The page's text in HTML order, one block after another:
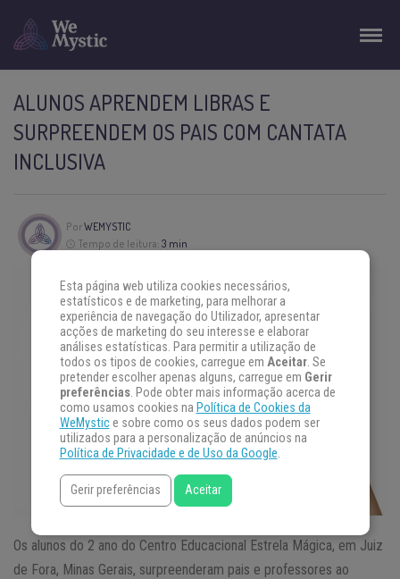
ALUNOS APRENDEM LIBRAS E
SURPREENDEM OS PAIS COM CANTATA
INCLUSIVA
PorWEMYSTIC
Tempo de leitura: 3 min
Os alunos do 2 ano do Centro Educacional Estrela Mágica, em Juiz
de Fora, Minas Gerais, surpreenderam pais e professores ao
Esta página web utiliza cookies necessários,
estatísticos e de marketing, para melhorar a
experiência de navegação do Utilizador, apresentar
acções de marketing do seu interesse e elaborar
análises estatísticas. Para permitir a utilização de
todos os tipos de cookies, carregue em Aceitar. Se
pretender escolher apenas alguns, carregue em Gerir
preferências. Pode obter mais informação acerca de
como usamos cookies na Política de Cookies da
WeMystice sobre como os seus dados podem ser
utilizados para a personalização de anúncios na
Política de Privacidade e de Uso da Google.
Gerir preferências Aceitar